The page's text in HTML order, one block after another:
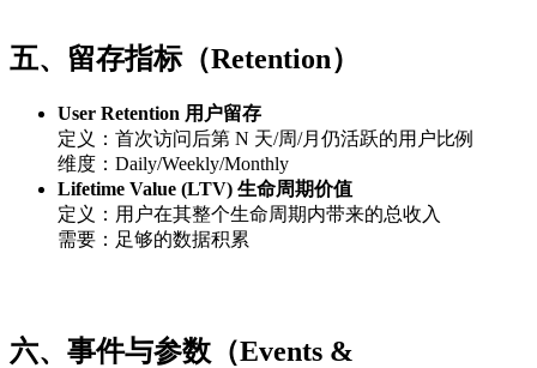
五、留存指标（Retention）
User Retention 用户留存
定义：首次访问后第 N 天/周/月仍活跃的用户比例
维度：Daily/Weekly/Monthly
Lifetime Value (LTV) 生命周期价值
定义：用户在其整个生命周期内带来的总收入
需要：足够的数据积累
六、事件与参数（Events &